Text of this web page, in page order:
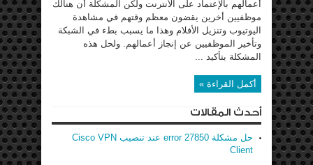
أعمالهم بالإعتماد على الأنترنت ولكن المشكلة أن هنالك
موظفيين أخرين يقضون معظم وقتهم في مشاهدة
اليوتيوب وتنزيل الأفلام وهذا ما يسبب بطء في الشبكة
وتأخير الموظفيين عن إنجاز أعمالهم. ولحل هذه
المشكلة بتأكيد ...
أكمل القراءة »
أحدث المقالات
حل مشكلة error 27850 عند تنصيب Cisco VPN
Client